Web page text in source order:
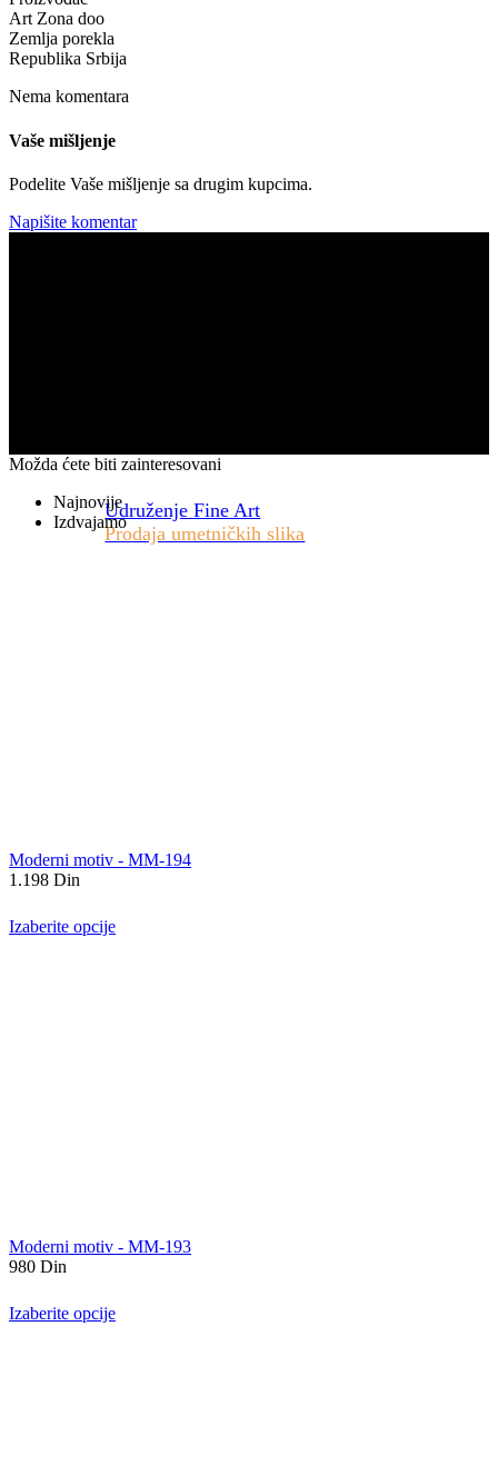
Art Zona doo
Zemlja porekla
Republika Srbija
Nema komentara
Vaše mišljenje
Podelite Vaše mišljenje sa drugim kupcima.
Napišite komentar
Udruženje Fine Art
Prodaja umetničkih slika
Možda ćete biti zainteresovani
Najnovije
Izdvajamo
Moderni motiv - MM-194
1.198 Din
Izaberite opcije
Moderni motiv - MM-193
980 Din
Izaberite opcije